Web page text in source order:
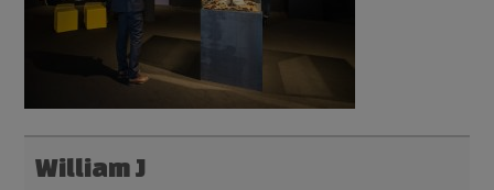
William J